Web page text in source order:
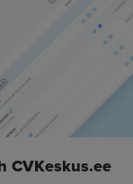
CVKeskus.ee